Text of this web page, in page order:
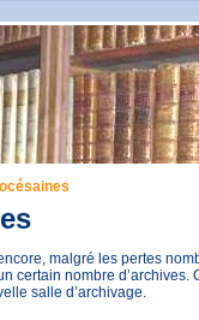
malgré les pertes
certain nombre d’archives.
salle d’archivage.